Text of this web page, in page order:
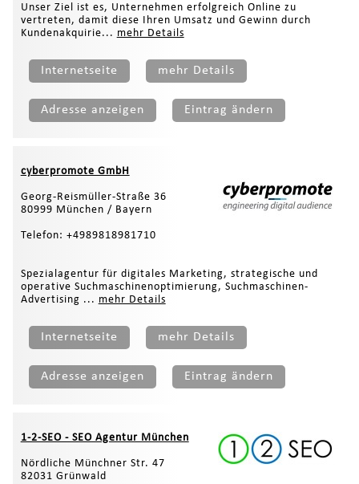
Unser Ziel ist es, Unternehmen erfolgreich Online zu
vertreten, damit diese Ihren Umsatz und Gewinn durch
Kundenakquirie... mehr Details
Internetseite mehr Details
Adresse anzeigen Eintrag ändern
cyberpromote GmbH
Georg-Reismüller-Straße 36
80999 München / Bayern
Telefon: +4989818981710
Spezialagentur für digitales Marketing, strategische und
operative Suchmaschinenoptimierung, Suchmaschinen-
Advertising ... mehr Details
Internetseite mehr Details
Adresse anzeigen Eintrag ändern
1-2-SEO - SEO Agentur München
Nördliche Münchner Str. 47
82031 Grünwald